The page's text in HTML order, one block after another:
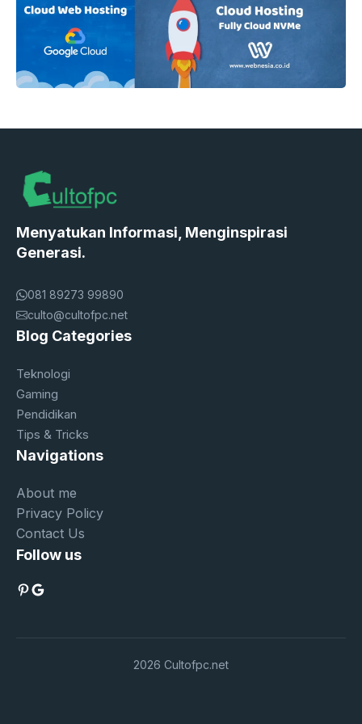
Menyatukan Informasi, Menginspirasi
Generasi.
081 89273 99890
culto@cultofpc.net
Blog Categories
Teknologi
Gaming
Pendidikan
Tips & Tricks
Navigations
About me
Privacy Policy
Contact Us
Follow us
Pinterest
Google
2026 Cultofpc.net